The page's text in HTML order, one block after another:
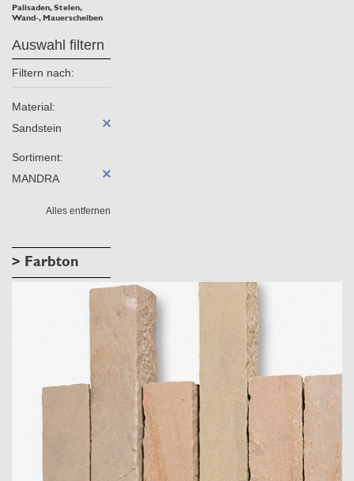
Palisaden, Stelen,
Wand-, Mauerscheiben
Auswahl filtern
Filtern nach:
Material:
Sandstein
Sortiment:
MANDRA
Alles entfernen
> Farbton